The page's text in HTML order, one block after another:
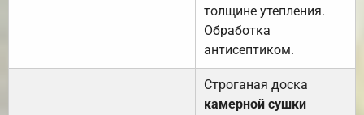
толщине утепления.
Обработка
антисептиком.
Строганая доска
камерной сушки